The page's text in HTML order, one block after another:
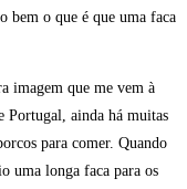
bem o que é que uma faca
imagem que me vem à
Portugal, ainda há muitas
para comer. Quando
uma longa faca para os